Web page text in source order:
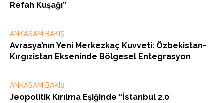
Refah Kuşağı”
ANKASAM BAKIŞ
Avrasya’nın Yeni Merkezkaç Kuvveti: Özbekistan-
Kırgızistan Ekseninde Bölgesel Entegrasyon
ANKASAM BAKIŞ
Jeopolitik Kırılma Eşiğinde “İstanbul 2.0